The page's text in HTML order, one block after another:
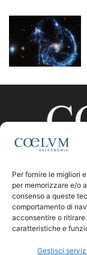
Per fornire le migliori
per memorizzare e/o
consenso a queste
comportamento di
acconsentire o
caratteristiche e
Gestisci servizi